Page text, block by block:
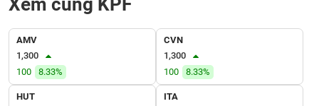
Xem cùng KPF
AMV
1,300
100
8.33%
CVN
1,300
100
8.33%
HUT
ITA
VỤ
THÔNG